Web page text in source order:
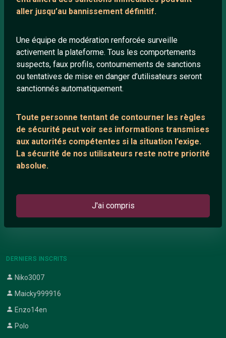
aller jusqu’au bannissement définitif.
Une équipe de modération renforcée surveille
activement la plateforme. Tous les comportements
suspects, faux profils, contournements de sanctions
ou tentatives de mise en danger d’utilisateurs seront
sanctionnés automatiquement.
Toute personne tentant de contourner les règles
de sécurité peut voir ses informations transmises
aux autorités compétentes si la situation l’exige.
La sécurité de nos utilisateurs reste notre priorité
absolue.
J'ai compris
Communauté
Playlists YouTube
Nous contacter
ANNEXE
Support IRC
ARTICLES RÉCENTS
Témoignage de nathanaelle
DERNIERS INSCRITS
Niko3007
Maicky999916
Enzo14en
Polo